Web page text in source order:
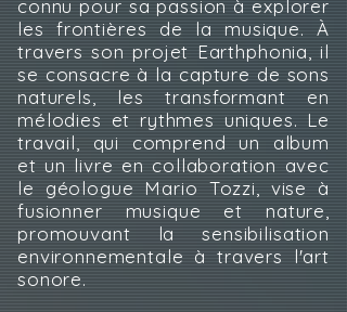
connu pour sa passion à explorer
les frontières de la musique. À
travers son projet Earthphonia, il
se consacre à la capture de sons
naturels, les transformant en
mélodies et rythmes uniques. Le
travail, qui comprend un album
et un livre en collaboration avec
le géologue Mario Tozzi, vise à
fusionner musique et nature,
promouvant la sensibilisation
environnementale à travers l'art
sonore.